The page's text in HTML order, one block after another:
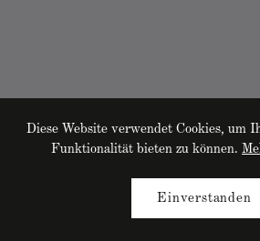
Diese Website verwendet Cookies, um
Funktionalität bieten zu können.
Einverstanden